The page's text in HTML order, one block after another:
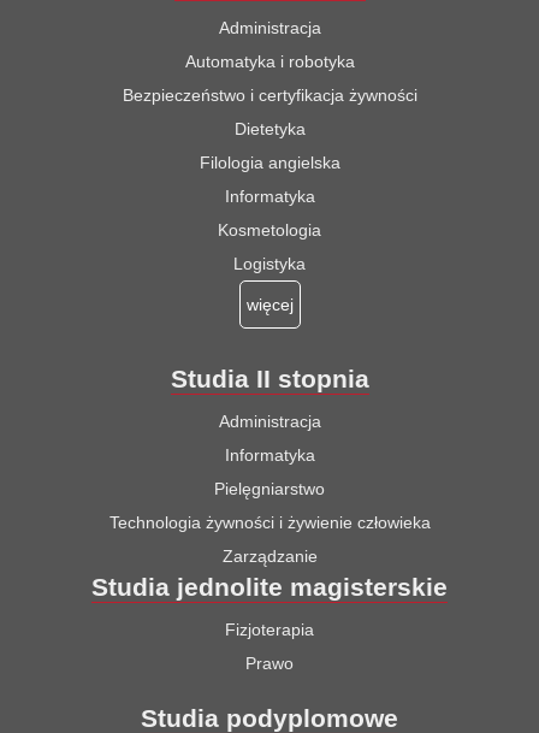
Administracja
Automatyka i robotyka
Bezpieczeństwo i certyfikacja żywności
Dietetyka
Filologia angielska
Informatyka
Kosmetologia
Logistyka
więcej
Studia II stopnia
Administracja
Informatyka
Pielęgniarstwo
Technologia żywności i żywienie człowieka
Zarządzanie
Studia jednolite magisterskie
Fizjoterapia
Prawo
Studia podyplomowe